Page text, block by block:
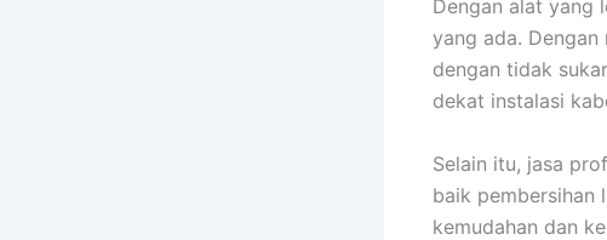
Dengan alat yang
yang ada.
dengan tidak
dekat instalasi
Selain itu, jasa
baik pembersihan
kemudahan dan